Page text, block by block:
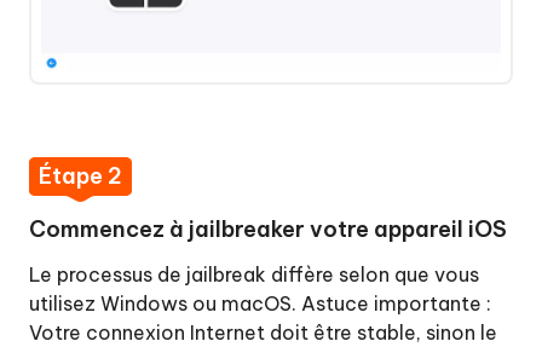
Étape 2
Commencez à jailbreaker votre appareil iOS
Le processus de jailbreak diffère selon que vous
utilisez Windows ou macOS. Astuce importante :
Votre connexion Internet doit être stable, sinon le